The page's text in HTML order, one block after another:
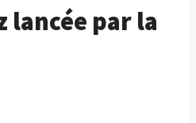
lancée par la